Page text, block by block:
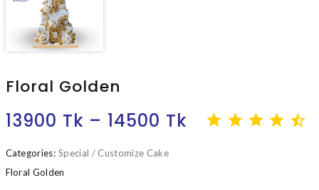
Floral Golden
13900 Tk – 14500 Tk
Categories: Special / Customize Cake
Floral Golden